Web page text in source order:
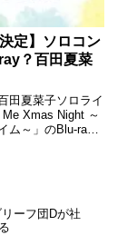
定】ソロコン
？百田夏菜
田夏菜子ソロライ
Xmas Night ～
ム～」のBlu-ray
ーフ団Dが社